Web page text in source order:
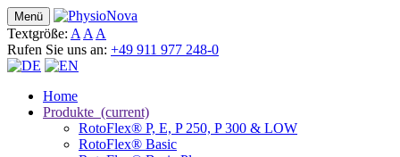
Menü
Textgröße: A A A
Rufen Sie uns an: +49 911 977 248-0
Home
Produkte (current)
RotoFlex® P, E, P 250, P 300 & LOW
RotoFlex® Basic